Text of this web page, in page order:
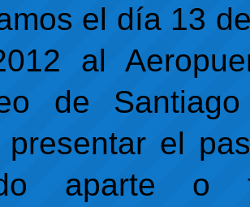
el día 13
al
de
presentar el
aparte o